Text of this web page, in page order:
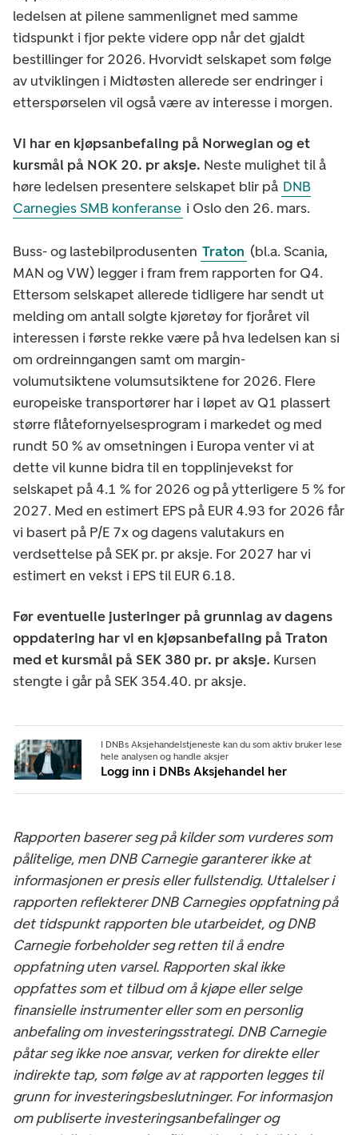
ledelsen at pilene sammenlignet med samme
tidspunkt i fjor pekte videre opp når det gjaldt
bestillinger for 2026. Hvorvidt selskapet som følge
av utviklingen i Midtøsten allerede ser endringer i
etterspørselen vil også være av interesse i morgen.
Vi har en kjøpsanbefaling på Norwegian og et
kursmål på NOK 20. pr aksje. Neste mulighet til å
høre ledelsen presentere selskapet blir på DNB
Carnegies SMB konferanse i Oslo den 26. mars.
Buss- og lastebilprodusenten Traton (bl.a. Scania,
MAN og VW) legger i fram frem rapporten for Q4.
Ettersom selskapet allerede tidligere har sendt ut
melding om antall solgte kjøretøy for fjoråret vil
interessen i første rekke være på hva ledelsen kan si
om ordreinngangen samt om margin-
volumutsiktene volumsutsiktene for 2026. Flere
europeiske transportører har i løpet av Q1 plassert
større flåtefornyelsesprogram i markedet og med
rundt 50 % av omsetningen i Europa venter vi at
dette vil kunne bidra til en topplinjevekst for
selskapet på 4.1 % for 2026 og på ytterligere 5 % for
2027. Med en estimert EPS på EUR 4.93 for 2026 får
vi basert på P/E 7x og dagens valutakurs en
verdsettelse på SEK pr. pr aksje. For 2027 har vi
estimert en vekst i EPS til EUR 6.18.
Før eventuelle justeringer på grunnlag av dagens
oppdatering har vi en kjøpsanbefaling på Traton
med et kursmål på SEK 380 pr. pr aksje. Kursen
stengte i går på SEK 354.40. pr aksje.
I DNBs Aksjehandelstjeneste kan du som aktiv bruker lese
hele analysen og handle aksjer
Logg inn i DNBs Aksjehandel her
Rapporten baserer seg på kilder som vurderes som
pålitelige, men DNB Carnegie garanterer ikke at
informasjonen er presis eller fullstendig. Uttalelser i
rapporten reflekterer DNB Carnegies oppfatning på
det tidspunkt rapporten ble utarbeidet, og DNB
Carnegie forbeholder seg retten til å endre
oppfatning uten varsel. Rapporten skal ikke
oppfattes som et tilbud om å kjøpe eller selge
finansielle instrumenter eller som en personlig
anbefaling om investeringsstrategi. DNB Carnegie
påtar seg ikke noe ansvar, verken for direkte eller
indirekte tap, som følge av at rapporten legges til
grunn for investeringsbeslutninger. For informasjon
om publiserte investeringsanbefalinger og